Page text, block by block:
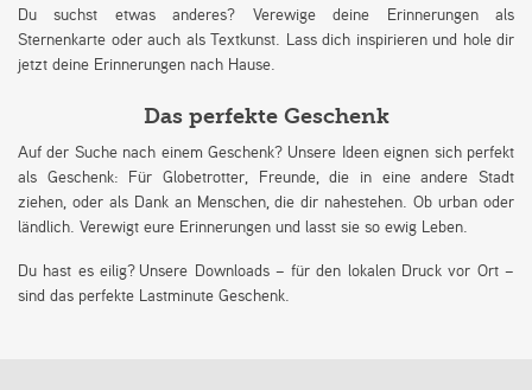
Du suchst etwas anderes? Verewige deine Erinnerungen als
Sternenkarte oder auch als Textkunst. Lass dich inspirieren und hole dir
jetzt deine Erinnerungen nach Hause.
Das perfekte Geschenk
Auf der Suche nach einem Geschenk? Unsere Ideen eignen sich perfekt
als Geschenk: Für Globetrotter, Freunde, die in eine andere Stadt
ziehen, oder als Dank an Menschen, die dir nahestehen. Ob urban oder
ländlich. Verewigt eure Erinnerungen und lasst sie so ewig Leben.
Du hast es eilig? Unsere Downloads – für den lokalen Druck vor Ort –
sind das perfekte Lastminute Geschenk.